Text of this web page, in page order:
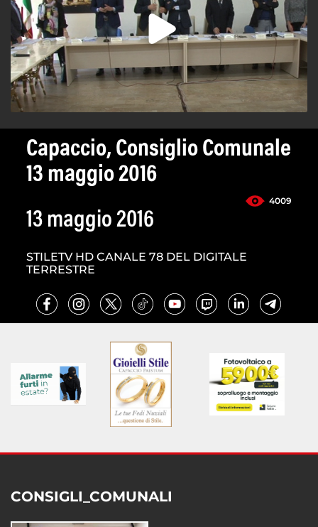
Capaccio, Consiglio Comunale
13 maggio 2016
4009
13 maggio 2016
STILETV HD CANALE 78 DEL DIGITALE
TERRESTRE
CONSIGLI_COMUNALI